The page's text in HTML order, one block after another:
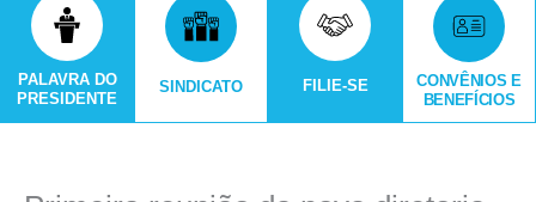
PALAVRA DO
PRESIDENTE
SINDICATO FILIE-SE
CONVÊNIOS E
BENEFÍCIOS